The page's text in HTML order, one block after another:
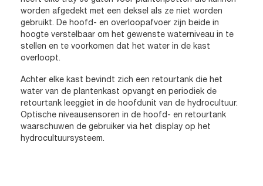
worden afgedekt met een deksel als ze niet worden
gebruikt. De hoofd- en overloopafvoer zijn beide in
hoogte verstelbaar om het gewenste waterniveau in te
stellen en te voorkomen dat het water in de kast
overloopt.
Achter elke kast bevindt zich een retourtank die het
water van de plantenkast opvangt en periodiek de
retourtank leeggiet in de hoofdunit van de hydrocultuur.
Optische niveausensoren in de hoofd- en retourtank
waarschuwen de gebruiker via het display op het
hydrocultuursysteem.